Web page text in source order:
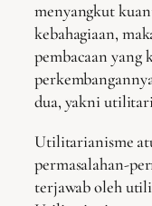
menyangkut
kebahagiaan,
pembacaan yang
dua, yakni
Utilitarianisme
permasalahan-
terjawab oleh